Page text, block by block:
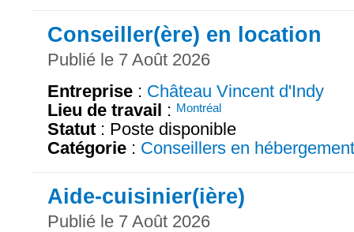
Conseiller(ère) en location
Publié le 7 Août 2026
Entreprise : Château Vincent d'Indy
Lieu de travail : Montréal
Statut : Poste disponible
Catégorie : Conseillers en hébergement
Aide-cuisinier(ière)
Publié le 7 Août 2026